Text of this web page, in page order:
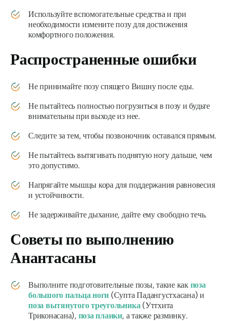
Используйте вспомогательные средства и при
необходимости измените позу для достижения
комфортного положения.
Распространенные ошибки
Не принимайте позу спящего Вишну после еды.
Не пытайтесь полностью погрузиться в позу и будьте
внимательны при выходе из нее.
Следите за тем, чтобы позвоночник оставался прямым.
Не пытайтесь вытягивать поднятую ногу дальше, чем
это допустимо.
Напрягайте мышцы кора для поддержания равновесия
и устойчивости.
Не задерживайте дыхание, дайте ему свободно течь.
Советы по выполнению
Анантасаны
Выполните подготовительные позы, такие как поза
большого пальца ноги (Супта Падангустхасана) и
поза вытянутого треугольника (Уттхита
Триконасана), поза планки, а также разминку.